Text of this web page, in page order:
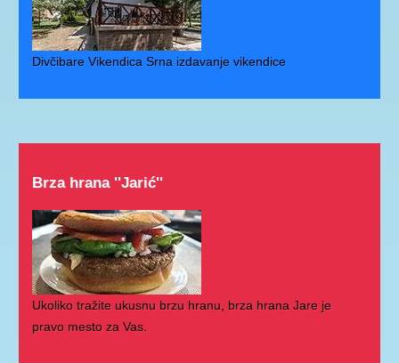
Divčibare Vikendica Srna izdavanje vikendice
Brza hrana ''Jarić''
Ukoliko tražite ukusnu brzu hranu, brza hrana Jare je
pravo mesto za Vas.